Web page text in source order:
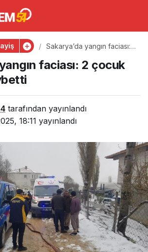
Sakarya’da yangın faciası:
faciası: 2 çocuk
tarafından yayınlandı
18:11 yayınlandı